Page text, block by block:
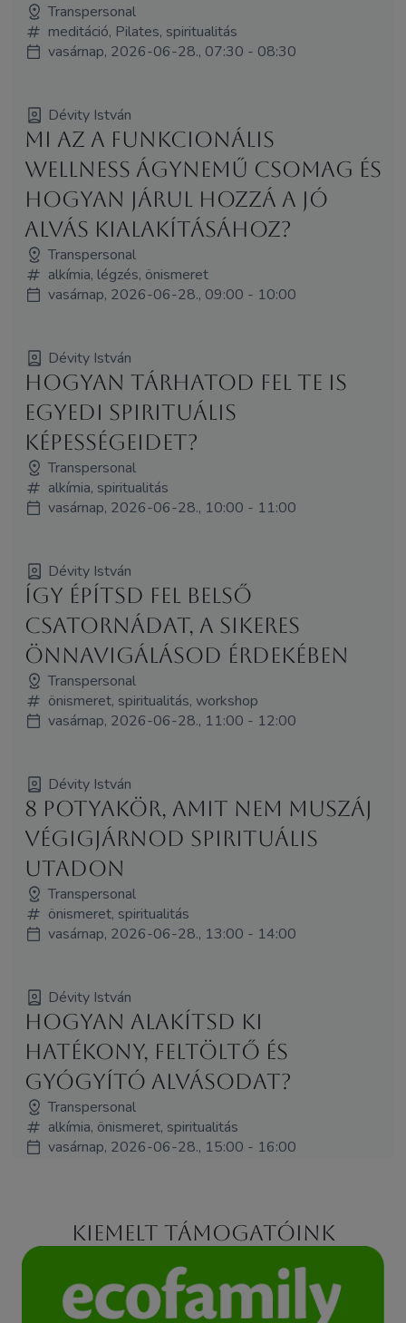
Transpersonal
meditáció, Pilates, spiritualitás
vasárnap, 2026-06-28., 07:30 - 08:30
Dévity István
Mi az a funkcionális
wellness ágynemű csomag és
hogyan járul hozzá a jó
alvás kialakításához?
Transpersonal
alkímia, légzés, önismeret
vasárnap, 2026-06-28., 09:00 - 10:00
Dévity István
Hogyan tárhatod fel te is
egyedi spirituális
képességeidet?
Transpersonal
alkímia, spiritualitás
vasárnap, 2026-06-28., 10:00 - 11:00
Dévity István
Így építsd fel belső
csatornádat, a sikeres
önnavigálásod érdekében
Transpersonal
önismeret, spiritualitás, workshop
vasárnap, 2026-06-28., 11:00 - 12:00
Dévity István
8 potyakör, amit nem muszáj
végigjárnod spirituális
utadon
Transpersonal
önismeret, spiritualitás
vasárnap, 2026-06-28., 13:00 - 14:00
Dévity István
Hogyan alakítsd ki
hatékony, feltöltő és
gyógyító alvásodat?
Transpersonal
alkímia, önismeret, spiritualitás
vasárnap, 2026-06-28., 15:00 - 16:00
Kiemelt támogatóink